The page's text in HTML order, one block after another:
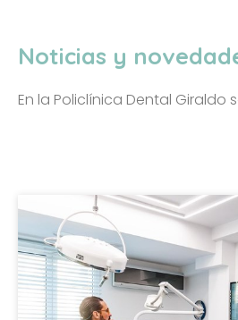
Noticias y
En la Policlínica Dental